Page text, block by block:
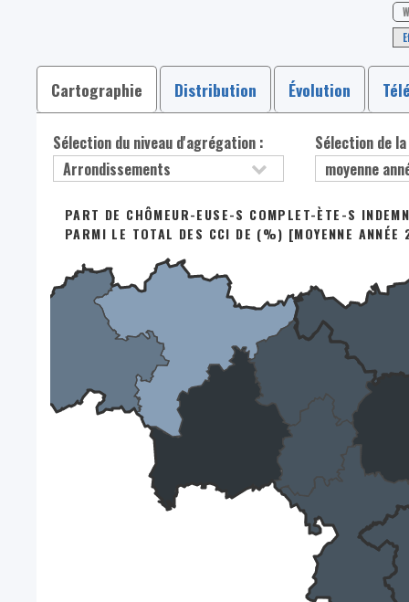
Cartographie Distribution Évolution
Sélection du niveau d'agrégation : Sélection de
PART DE CHÔMEUR-EUSE-S COMPLET-ÈTE-S
PARMI LE TOTAL DES CCI DE (%) [MOYENNE